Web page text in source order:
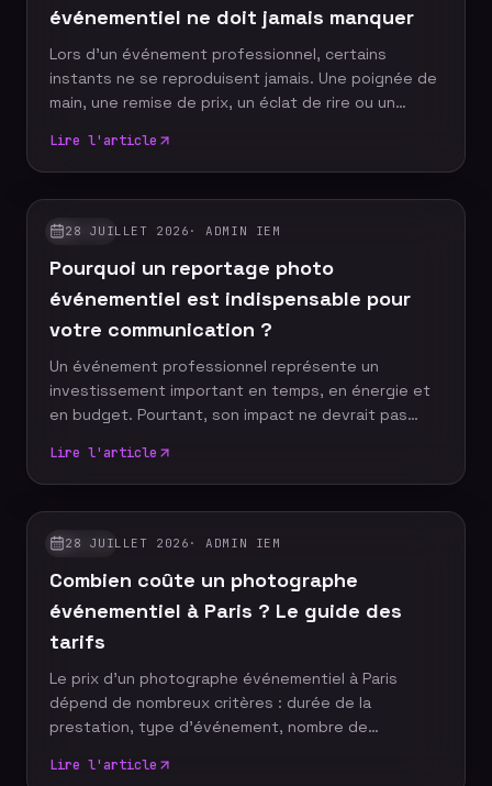
événementiel ne doit jamais manquer
Lors d'un événement professionnel, certains
instants ne se reproduisent jamais. Une poignée de
main, une remise de prix, un éclat de rire ou un
emblématiques de votre communication. Un
photographe événementiel expérimenté sait
anticiper ces moments décisifs afin de raconter
votre événement à travers un reportage photo
moments incontournables qu'aucun reportage
photo ne devrait manquer.
Lire l'article
GUIDES
28 JUILLET 2026 · ADMIN IEM
Pourquoi un reportage photo
événementiel est indispensable pour
votre communication ?
Un événement professionnel représente un
investissement important en temps, en énergie et
en budget. Pourtant, son impact ne devrait pas
photo événementiel, votre entreprise dispose
d'images professionnelles qui alimentent
durablement sa communication, renforcent sa
notoriété et valorisent son image de marque.
événementiel constitue un véritable
investissement pour votre stratégie de com
Lire l'article
GUIDES
28 JUILLET 2026 · ADMIN IEM
Combien coûte un photographe
événementiel à Paris ? Le guide des
tarifs
Le prix d'un photographe événementiel à Paris
dépend de nombreux critères : durée de la
prestation, type d'événement, nombre de
complémentaires. Plutôt que de rechercher le tarif
Lire l'article